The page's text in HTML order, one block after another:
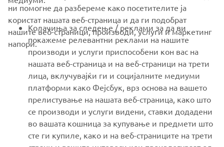
FOR BUSINESS
MORE YAMAHA
SUPPORT
NEWSLETTER
Be the first one to learn about latest deals, special events, new
releases and much more
ни помогне да разбереме како посетителите ја
користат нашата веб-страница и да ги подобрат
нашите веб-страници, производи, услуги и маркетинг
напори.
Колачиња за следење / реклами за да ви
покажеме релевантни реклами на нашите
производи и услуги приспособени кон вас на
нашата веб-страница и на веб-страници на трети
лица, вклучувајќи ги и социјалните медиуми
платформи како Фејсбук, врз основа на вашето
прелистување на нашата веб-страница, како што
се производи и услуги видени, ставки додадени
во вашата кошница за купување и предмети што
сте ги купиле, како и на веб-страниците на трети
страни и вашите интереси кои произлегуваат од